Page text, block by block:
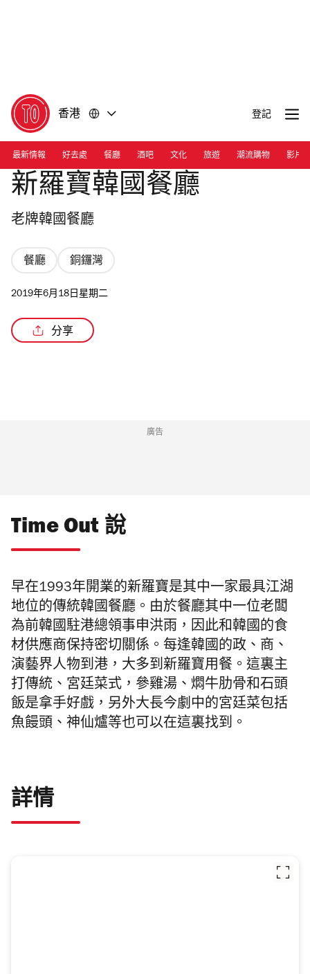
香港 登記
最新情報 好去處 餐廳 酒吧 文化 旅遊 潮流購物 影片
新羅寶韓國餐廳
老牌韓國餐廳
餐廳 銅鑼灣
2019年6月18日星期二
分享
廣告
Time Out 說
早在1993年開業的新羅寶是其中一家最具江湖
地位的傳統韓國餐廳。由於餐廳其中一位老闆
為前韓國駐港總領事申洪雨，因此和韓國的食
材供應商保持密切關係。每逢韓國的政、商、
演藝界人物到港，大多到新羅寶用餐。這裏主
打傳統、宮廷菜式，參雞湯、燜牛肋骨和石頭
飯是拿手好戲，另外大長今劇中的宮廷菜包括
魚饅頭、神仙爐等也可以在這裏找到。
詳情